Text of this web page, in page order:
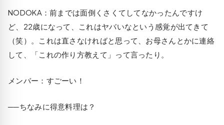
NODOKA ：前までは面倒くさくてしてなかったんですけ
ど、22歳になって、これはヤバいなという感覚が出てきて
（笑）。これは直さなければと思って、お母さんとかに連絡
して、「これの作り方教えて」って言ったり。
メンバー：すごーい！
──ちなみに得意料理は？